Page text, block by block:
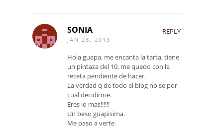
SONIA
JAN 28, 2013
REPLY
Hola guapa, me encanta la tarta, tiene
un pintaza del 10, me quedo con la
receta pendiente de hacer.
La verdad q de todo el blog no se por
cual decidirme.
Eres lo mas!!!!!!
Un beso guapisima.
Me paso a verte.